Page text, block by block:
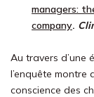
managers:
company.
Au travers d’une
l’enquête montre
conscience des